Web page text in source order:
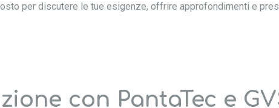
per discutere le tue esigenze, offrire approfondimenti e
con PantaTec e